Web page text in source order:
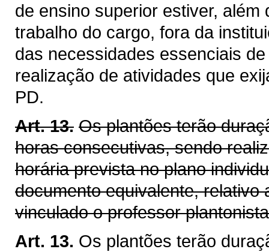
de ensino superior estiver,
trabalho do cargo, fora da
das necessidades essenciais
realização de atividades que
PD.
Art. 13. Os plantões terão
horas consecutivas, sendo
horária prevista no plano
documento equivalente, relativo
vinculado o professor
Art. 13. Os plantões terão